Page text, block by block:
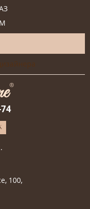
100,